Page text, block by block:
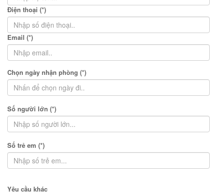
Điện thoại (*)
Email (*)
Chọn ngày nhận phòng (*)
Số người lớn (*)
Số trẻ em (*)
Yêu cầu khác